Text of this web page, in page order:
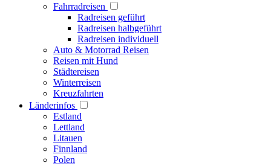
Fahrradreisen
Radreisen geführt
Radreisen halbgeführt
Radreisen individuell
Auto & Motorrad Reisen
Reisen mit Hund
Städtereisen
Winterreisen
Kreuzfahrten
Länderinfos
Estland
Lettland
Litauen
Finnland
Polen